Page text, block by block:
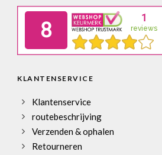
KLANTENSERVICE
Klantenservice
routebeschrijving
Verzenden & ophalen
Retourneren